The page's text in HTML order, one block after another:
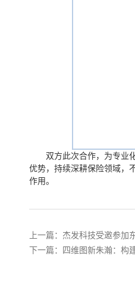
双方此次合作，为专业
优势，持续深耕保险领域，
作用。
上一篇：杰发科技受邀参加
下一篇：四维图新朱瀚：构